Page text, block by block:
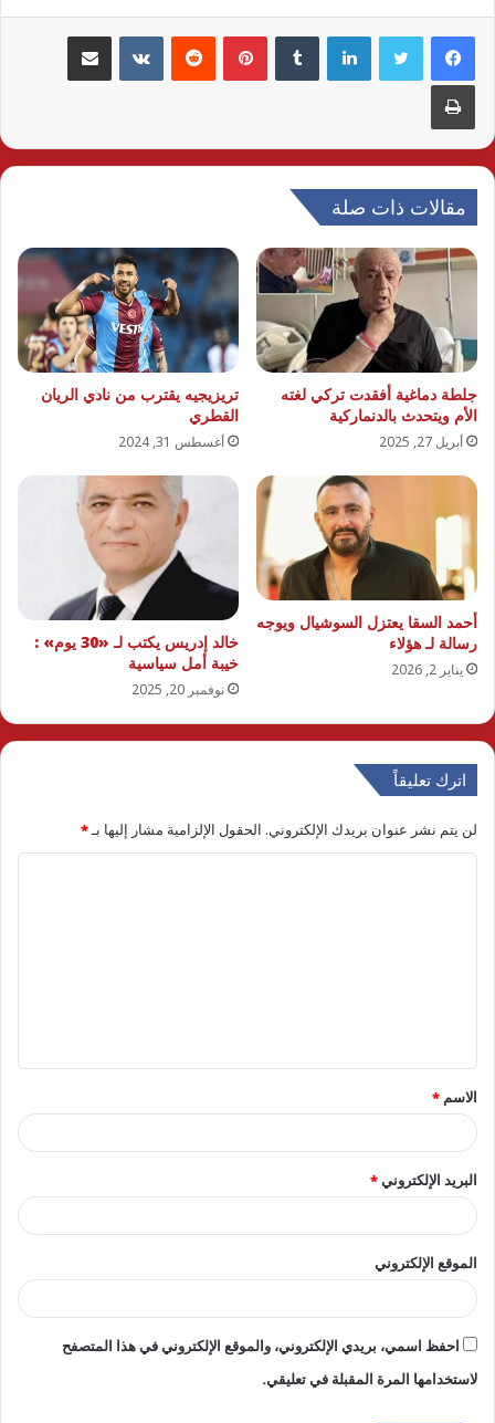
لينكدإن بينتيريست مشاركة عبر البريد
طباعة
مقالات ذات صلة
جلطة دماغية أفقدت تركي لغته
الأم ويتحدث بالدنماركية
أبريل 27, 2025
تريزيجيه يقترب من نادي الريان
القطري
أغسطس 31, 2024
أحمد السقا يعتزل السوشيال ويوجه
رسالة لـ هؤلاء
يناير 2, 2026
خالد إدريس يكتب لـ «30 يوم» :
خيبة أمل سياسية
نوفمبر 20, 2025
اترك تعليقاً
لن يتم نشر عنوان بريدك الإلكتروني. الحقول الإلزامية مشار إليها بـ*
ق
*
الاسم *
البريد الإلكتروني*
الموقع الإلكتروني
احفظ اسمي، بريدي الإلكتروني، والموقع الإلكتروني في هذا المتصفح
لاستخدامها المرة المقبلة في تعليقي.